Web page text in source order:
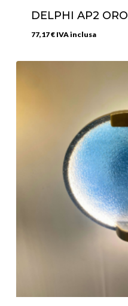
DELPHI AP2 ORO
77,17€ IVA inclusa